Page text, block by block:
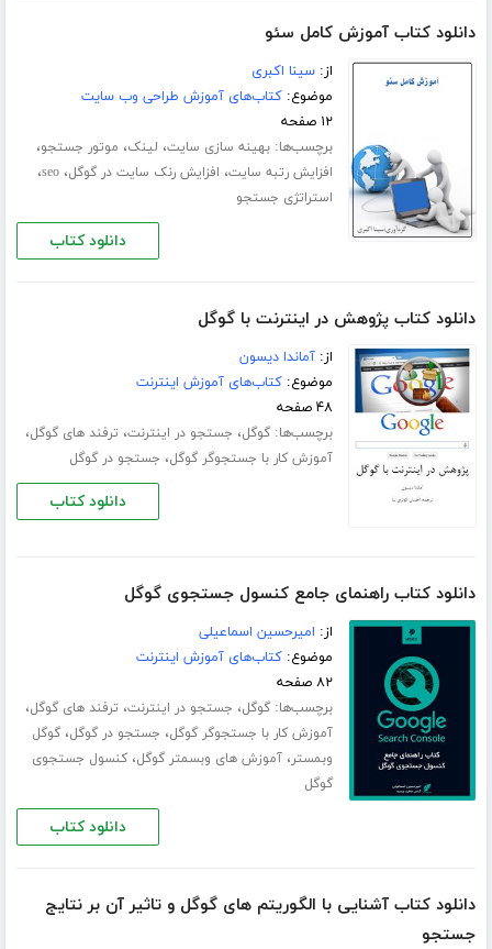
دانلود کتاب آموزش کامل سئو
از:سینا اکبری
موضوع:کتاب‌های آموزش طراحی وب سایت
۱۲ صفحه
برچسب‌ها:بهینه سازی سایت، لینک، موتور جستجو،
افزایش رتبه سایت، افزایش رنک سایت در گوگل،seo،
استراتژی جستجو
دانلود کتاب
دانلود کتاب پژوهش در اینترنت با گوگل
از:آماندا دیسون
موضوع:کتاب‌های آموزش اینترنت
۴۸ صفحه
برچسب‌ها:گوگل، جستجو در اینترنت، ترفند های گوگل،
آموزش کار با جستجوگر گوگل، جستجو در گوگل
دانلود کتاب
دانلود کتاب راهنمای جامع کنسول جستجوی گوگل
از: امیرحسین اسماعیلی
موضوع:کتاب‌های آموزش اینترنت
۸۲ صفحه
برچسب‌ها:گوگل، جستجو در اینترنت، ترفند های گوگل،
آموزش کار با جستجوگر گوگل، جستجو در گوگل،گوگل
وبمستر،آموزش های وبسمتر گوگل،کنسول جستجوی
گوگل
دانلود کتاب
دانلود کتاب آشنایی با الگوریتم های گوگل و تاثیر آن بر نتایج
جستجو